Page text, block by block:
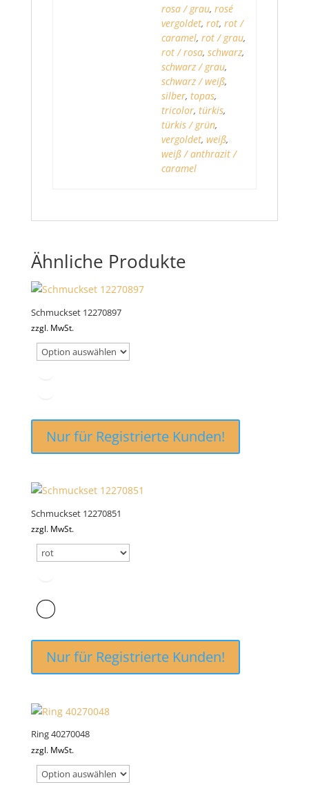
rosa / grau, rosé
vergoldet, rot, rot /
caramel, rot / grau,
rot / rosa, schwarz,
schwarz / grau,
schwarz / weiß,
silber, topas,
tricolor, türkis,
türkis / grün,
vergoldet, weiß,
weiß / anthrazit /
caramel
Ähnliche Produkte
Schmuckset 12270897
zzgl. MwSt.
Nur für Registrierte Kunden!
Schmuckset 12270851
zzgl. MwSt.
Nur für Registrierte Kunden!
Ring 40270048
zzgl. MwSt.